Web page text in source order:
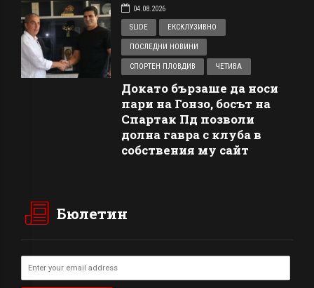
04.08.2026
SLIDE
ЕКСКЛУЗИВНО
ПОСЛЕДНИ НОВИНИ
СПОРТЕН ПЛОВДИВ ЧЕТИВА
Докато бързаше да носи
пари на Гонзо, босът на
Спартак Пд позволи
долна гавра с клуба в
собствения му сайт
Бюлетин